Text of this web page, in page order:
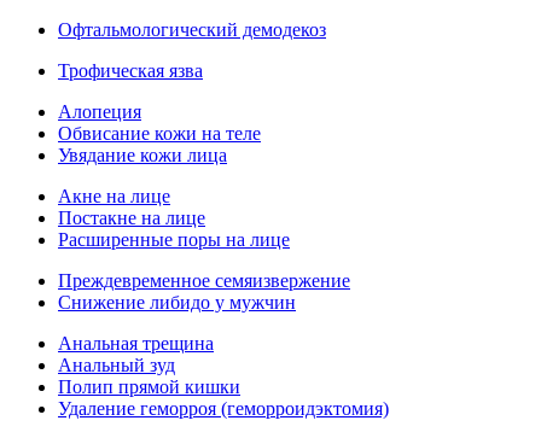
Офтальмологический демодекоз
Трофическая язва
Алопеция
Обвисание кожи на теле
Увядание кожи лица
Акне на лице
Постакне на лице
Расширенные поры на лице
Преждевременное семяизвержение
Снижение либидо у мужчин
Анальная трещина
Анальный зуд
Полип прямой кишки
Удаление геморроя (геморроидэктомия)